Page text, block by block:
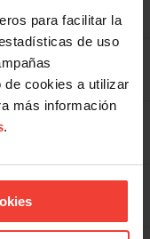
para facilitar la
de uso
de cookies a utilizar
más información
.
por qué darte un día